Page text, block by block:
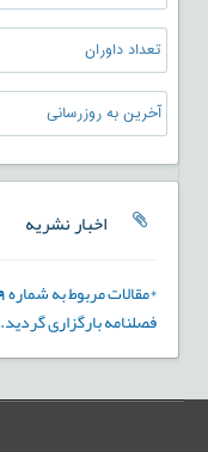
تعداد داوران
آخرین به روزرسانی
اخبار نشریه
فصلنامه بارگزاری گردید.